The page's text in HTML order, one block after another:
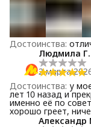
Достоинства:
Людмила Г.
2 марта
Достоинства: у
лет 10 назад и
именно её по совету. Очень довольна. Компактная,
хорошо греет,
Александр